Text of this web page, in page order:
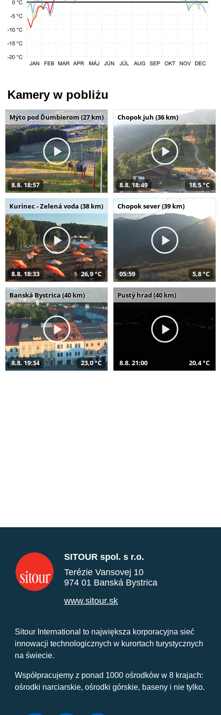
Kamery w pobliżu
Mýto pod Ďumbierom (27 km)
8.8. 18:57
Chopok juh (36 km)
8.8. 18:49 18,5 °C
Kurinec - Zelená voda (38 km)
8.8. 18:33 26,9 °C
Chopok sever (39 km)
05:59 5,8 °C
Banská Bystrica (40 km)
8.8. 19:34 23,0 °C
Pustý hrad (40 km)
8.8. 21:00 20,4 °C
SITOUR spol. s r.o.
Terézie Vansovej 10
974 01 Banská Bystrica
www.sitour.sk
Sitour International to największa korporacyjna sieć
innowacji technologicznych w kurortach turystycznych
na świecie.
Współpracujemy z ponad 1000 ośrodków w 8 krajach:
ośrodki narciarskie, ośrodki górskie, baseny i nie tylko.